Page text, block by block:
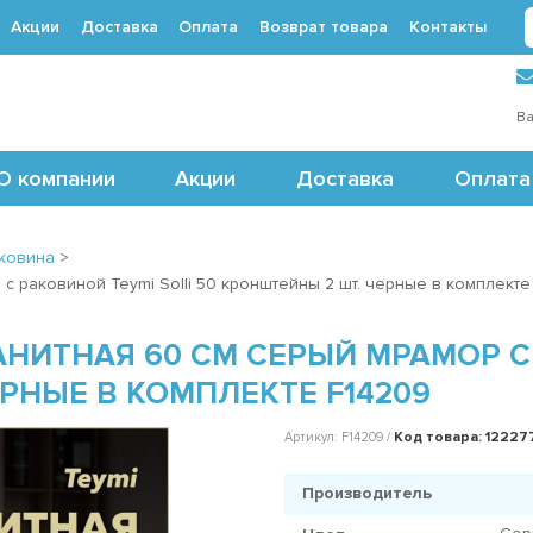
(495) 488-71-24
компании Акции Доставка Оплата
Акции Доставка Оплата Возврат товара Контакты
>
раковиной Teymi Solli 50 кронштейны 2 шт. черные в комплекте
60 СМ СЕРЫЙ МРАМОР С
В КОМПЛЕКТЕ F14209
Артикул: F14209 / Код товара:
Производитель